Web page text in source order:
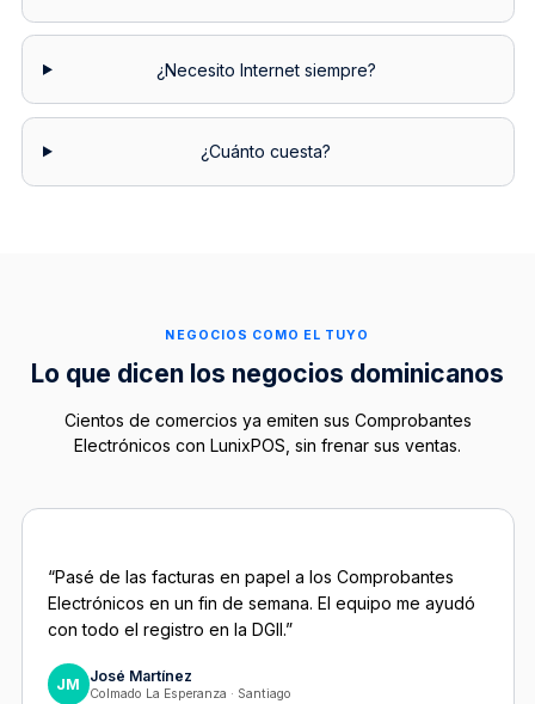
¿Necesito Internet siempre?
¿Cuánto cuesta?
NEGOCIOS COMO EL TUYO
Lo que dicen los negocios dominicanos
Cientos de comercios ya emiten sus Comprobantes
Electrónicos con LunixPOS, sin frenar sus ventas.
“Pasé de las facturas en papel a los Comprobantes
Electrónicos en un fin de semana. El equipo me ayudó
con todo el registro en la DGII.”
JM José Martínez
Colmado La Esperanza · Santiago